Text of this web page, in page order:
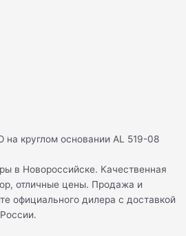
в Новороссийске. Качественная
отличные цены. Продажа и
официального дилера с доставкой